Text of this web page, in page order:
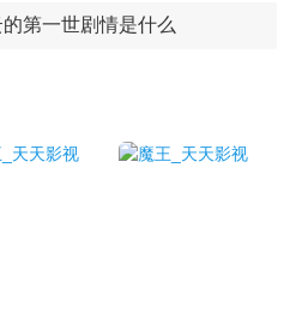
第一世剧情是什么